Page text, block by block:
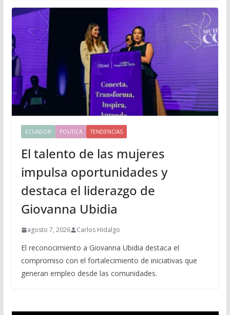
ECUADOR POLITICA TENDENCIAS
El talento de las mujeres
impulsa oportunidades y
destaca el liderazgo de
Giovanna Ubidia
agosto 7, 2026 Carlos Hidalgo
El reconocimiento a Giovanna Ubidia destaca el
compromiso con el fortalecimiento de iniciativas que
generan empleo desde las comunidades.